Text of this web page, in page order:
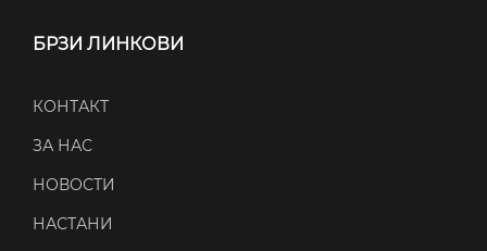
БРЗИ ЛИНКОВИ
КОНТАКТ
ЗА НАС
НОВОСТИ
НАСТАНИ